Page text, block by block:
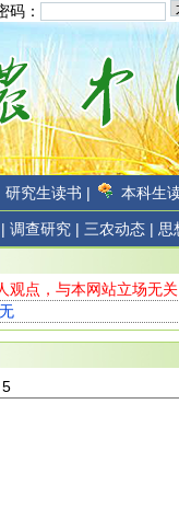
码：
研究生读书 | 本科生
调查研究 | 三农动态 | 思
观点，与本网站立场无
无
5